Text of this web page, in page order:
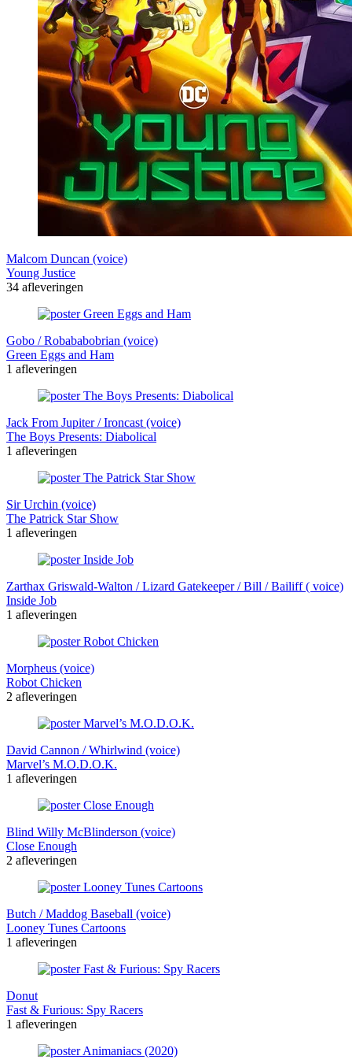
Malcom Duncan (voice)
Young Justice
34 afleveringen
Gobo / Robababobrian (voice)
Green Eggs and Ham
1 afleveringen
Jack From Jupiter / Ironcast (voice)
The Boys Presents: Diabolical
1 afleveringen
Sir Urchin (voice)
The Patrick Star Show
1 afleveringen
Zarthax Griswald-Walton / Lizard Gatekeeper / Bill / Bailiff ( voice)
Inside Job
1 afleveringen
Morpheus (voice)
Robot Chicken
2 afleveringen
David Cannon / Whirlwind (voice)
Marvel’s M.O.D.O.K.
1 afleveringen
Blind Willy McBlinderson (voice)
Close Enough
2 afleveringen
Butch / Maddog Baseball (voice)
Looney Tunes Cartoons
1 afleveringen
Donut
Fast & Furious: Spy Racers
1 afleveringen